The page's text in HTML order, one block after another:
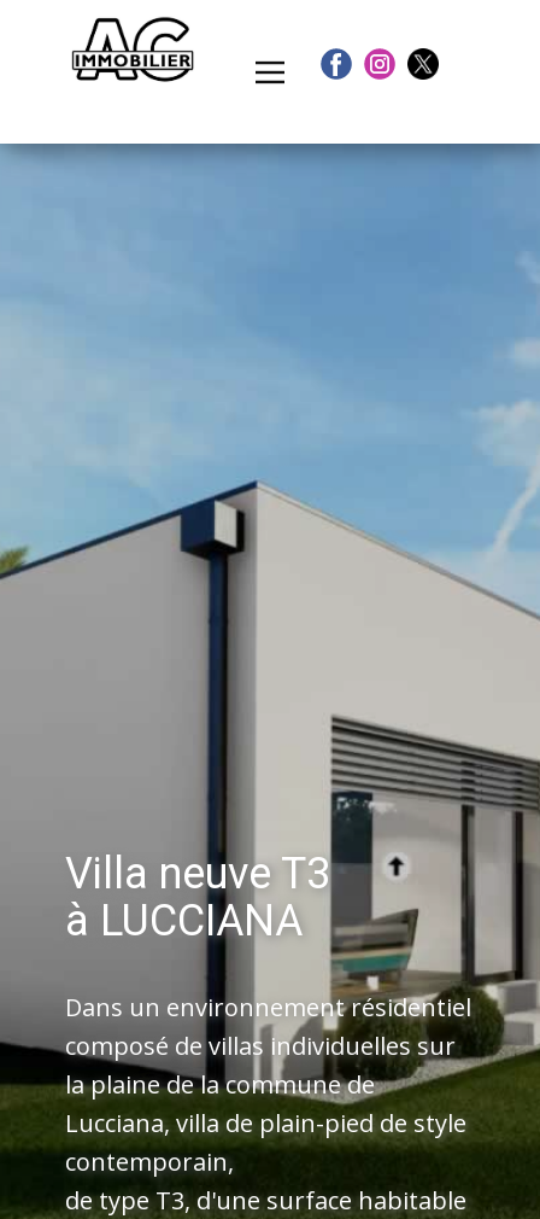
Villa neuve T3
à LUCCIANA
Dans un environnement résidentiel
composé de villas individuelles sur
la plaine de la commune de
Lucciana, villa de plain-pied de style
contemporain,
de type T3, d'une surface habitable